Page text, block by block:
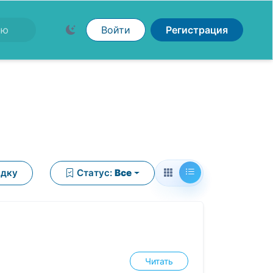
Войти Регистрация
Статус: Все
Читать